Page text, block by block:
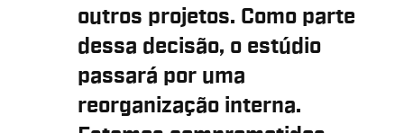
outros projetos. Como parte
dessa decisão, o estúdio
passará por uma
reorganização interna.